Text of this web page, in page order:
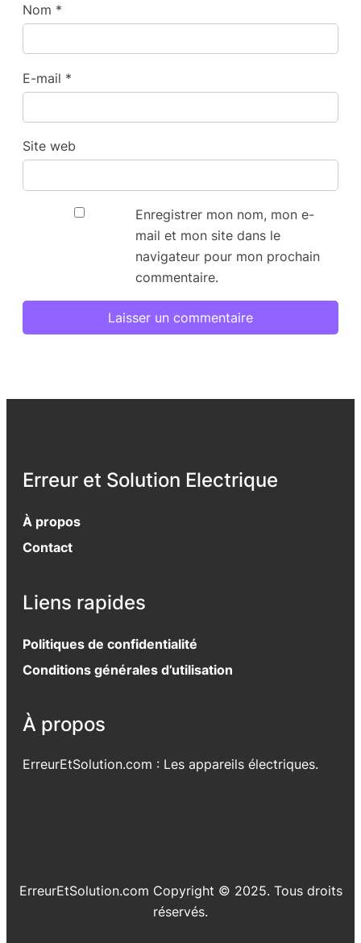
Nom *
E-mail *
Site web
Enregistrer mon nom, mon e-
mail et mon site dans le
navigateur pour mon prochain
commentaire.
Erreur et Solution Electrique
À propos
Contact
Liens rapides
Politiques de confidentialité
Conditions générales d’utilisation
À propos
ErreurEtSolution.com : Les appareils électriques.
ErreurEtSolution.com Copyright © 2025. Tous droits
réservés.